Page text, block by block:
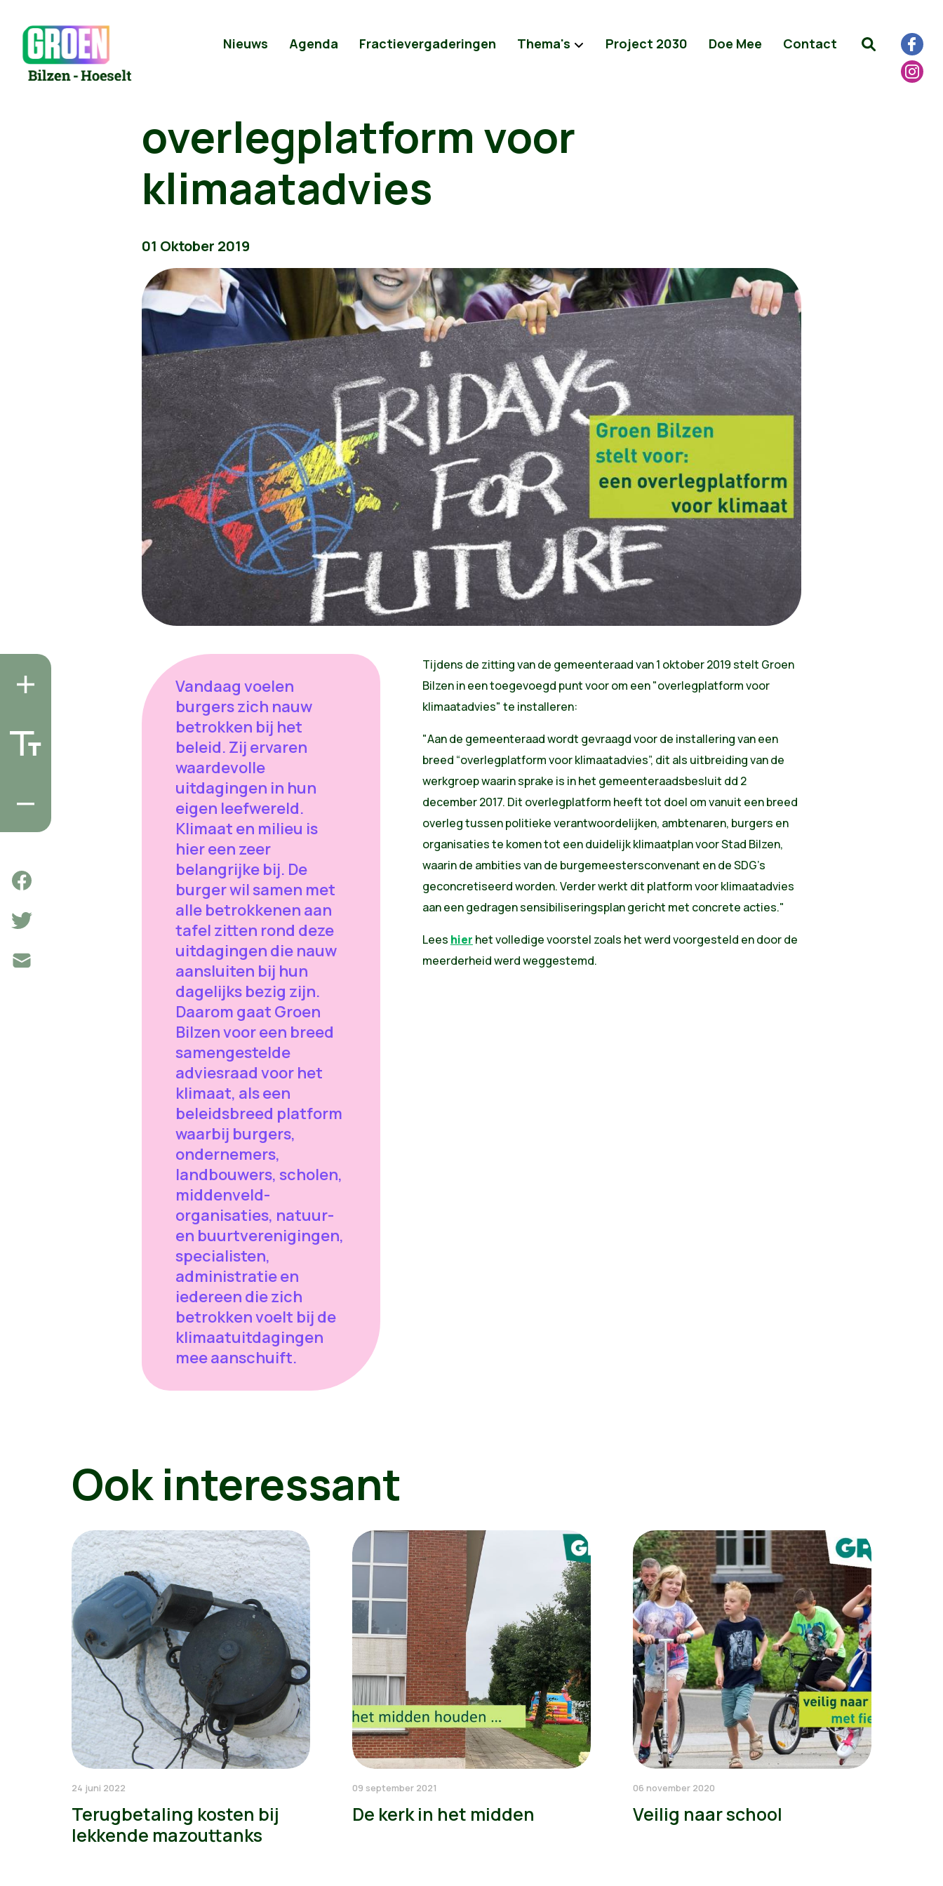
Nieuws Agenda Fractievergaderingen Thema's Project 2030 Doe Mee Contact
overlegplatform voor
klimaatadvies
01 Oktober 2019
Vandaag voelen
burgers zich nauw
betrokken bij het
beleid. Zij ervaren
waardevolle
uitdagingen in hun
eigen leefwereld.
Klimaat en milieu is
hier een zeer
belangrijke bij. De
burger wil samen met
alle betrokkenen aan
tafel zitten rond deze
uitdagingen die nauw
aansluiten bij hun
dagelijks bezig zijn.
Daarom gaat Groen
Bilzen voor een breed
samengestelde
adviesraad voor het
klimaat, als een
beleidsbreed platform
waarbij burgers,
ondernemers,
landbouwers, scholen,
middenveld-
organisaties, natuur-
en buurtverenigingen,
specialisten,
administratie en
iedereen die zich
betrokken voelt bij de
klimaatuitdagingen
mee aanschuift.
Tijdens de zitting van de gemeenteraad van 1 oktober 2019 stelt Groen
Bilzen in een toegevoegd punt voor om een "overlegplatform voor
klimaatadvies" te installeren:
"Aan de gemeenteraad wordt gevraagd voor de installering van een
breed “overlegplatform voor klimaatadvies”, dit als uitbreiding van de
werkgroep waarin sprake is in het gemeenteraadsbesluit dd 2
december 2017. Dit overlegplatform heeft tot doel om vanuit een breed
overleg tussen politieke verantwoordelijken, ambtenaren, burgers en
organisaties te komen tot een duidelijk klimaatplan voor Stad Bilzen,
waarin de ambities van de burgemeestersconvenant en de SDG’s
geconcretiseerd worden. Verder werkt dit platform voor klimaatadvies
aan een gedragen sensibiliseringsplan gericht met concrete acties."
Lees hier het volledige voorstel zoals het werd voorgesteld en door de
meerderheid werd weggestemd.
Ook interessant
24 juni 2022
Terugbetaling kosten bij
lekkende mazouttanks
09 september 2021
De kerk in het midden
06 november 2020
Veilig naar school